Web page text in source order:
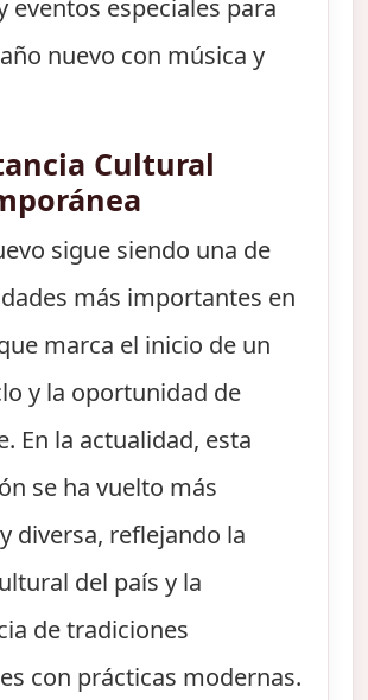
eventos especiales para
nuevo con música y
Cultural
sigue siendo una de
más importantes en
marca el inicio de un
y la oportunidad de
En la actualidad, esta
se ha vuelto más
diversa, reflejando la
del país y la
de tradiciones
con prácticas modernas.